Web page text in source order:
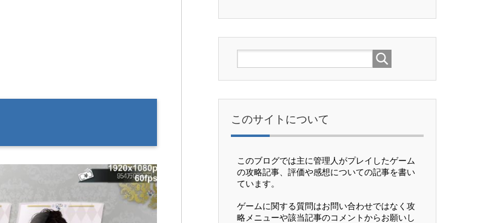
このサイトについて
このブログでは主に管理人がプレイしたゲーム
の攻略記事、評価や感想についての記事を書い
ています。
ゲームに関する質問はお問い合わせではなく攻
略メニューや該当記事のコメントからお願いし